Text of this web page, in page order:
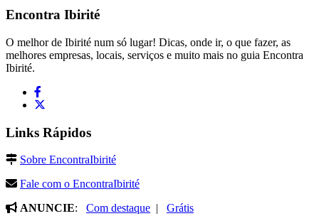
Encontra Ibirité
O melhor de Ibirité num só lugar! Dicas, onde ir, o que fazer, as
melhores empresas, locais, serviços e muito mais no guia Encontra
Ibirité.
Links Rápidos
Sobre EncontraIbirité
Fale com o EncontraIbirité
ANUNCIE: Com destaque | Grátis